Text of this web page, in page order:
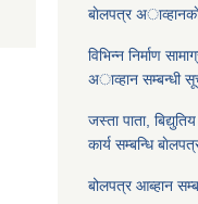
बाेलपत्र
विभिन्न निर्माण
अाव्हान सम्बन्धी
जस्ता पाता,
कार्य सम्बन्धि
बोलपत्र आब्हान